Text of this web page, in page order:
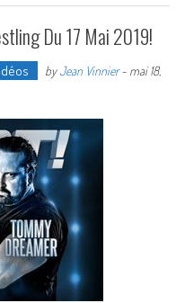
Du 17 Mai 2019!
byJean Vinnier- mai 18,